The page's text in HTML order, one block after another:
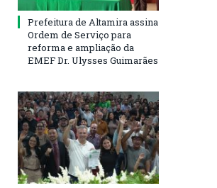
Prefeitura de Altamira assina
Ordem de Serviço para
reforma e ampliação da
EMEF Dr. Ulysses Guimarães